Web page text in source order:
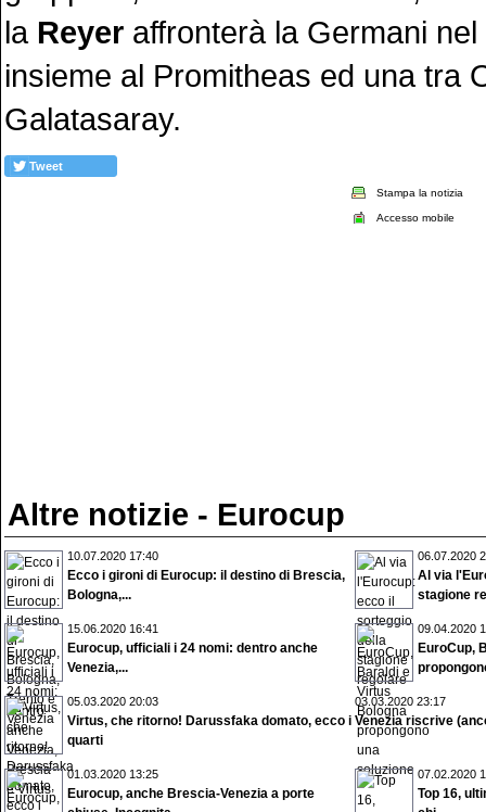
la Reyer affronterà la Germani nel
insieme al Promitheas ed una tra
Galatasaray.
Tweet
Stampa la notizia
Accesso mobile
Altre notizie - Eurocup
10.07.2020 17:40
Ecco i gironi di Eurocup: il destino di Brescia,
Bologna,...
06.07.2020
Al via
stagione
15.06.2020 16:41
Eurocup, ufficiali i 24 nomi: dentro anche
Venezia,...
09.04.2020
EuroCup,
05.03.2020 20:03
Virtus, che ritorno! Darussfaka domato, ecco i
quarti
03.03.2020 23:17
Venezia riscrive
01.03.2020 13:25
Eurocup, anche Brescia-Venezia a porte
07.02.2020
Top 16,